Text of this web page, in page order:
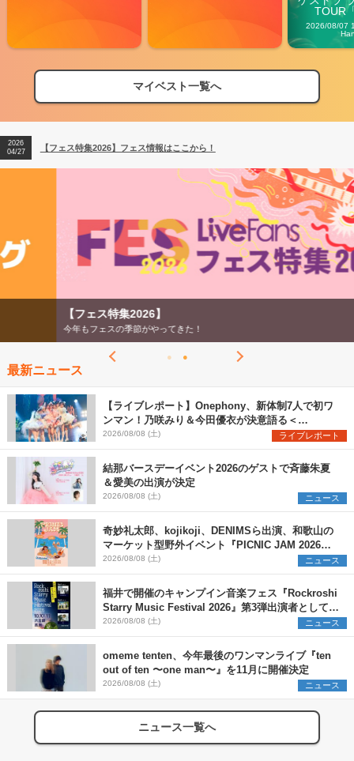
TOUR
2026/08/07
マイベスト一覧へ
【フェス特集2026】フェス情報はここから！
【ライブ動員ランキング】2026年上半期編発表！
2026
04/27
【フェス特集2026】フェス情報はここから！
2026
【ライブ動員ランキング】2026年上半期編発表！
【フェス特集2026】
今年もフェスの季節がやってきた！
最新ニュース
【ライブレポート】Onephony、新体制7人で初ワ
ンマン！乃咲みり＆今田優衣が決意語る＜
Onephony新体制1st Oneman Live はじまりの夏
＞
2026/08/08 (土) ライブレポート
結那バースデーイベント2026のゲストで斉藤朱夏
＆愛美の出演が決定
2026/08/08 (土) ニュース
奇妙礼太郎、kojikoji、DENIMSら出演、和歌山の
マーケット型野外イベント『PICNIC JAM 2026』
早割チケット発売開始
2026/08/08 (土) ニュース
福井で開催のキャンプイン音楽フェス『Rockroshi
Starry Music Festival 2026』第3弾出演者として
SCOOBIE DO、かりゆし58、Reiを発表
2026/08/08 (土) ニュース
omeme tenten、今年最後のワンマンライブ『ten
out of ten 〜one man〜』を11月に開催決定
2026/08/08 (土) ニュース
ニュース一覧へ